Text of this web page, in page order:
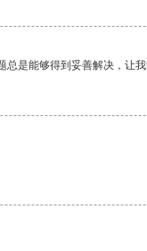
是能够得到妥善解决，让我